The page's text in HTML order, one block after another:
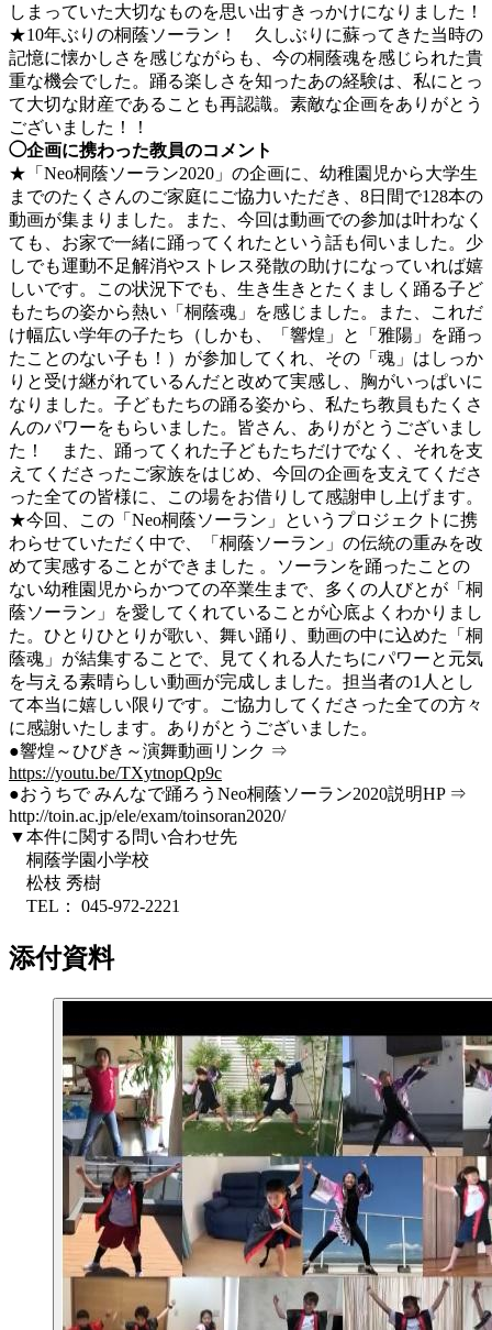
しまっていた大切なものを思い出すきっかけになりました！
★10年ぶりの桐蔭ソーラン！ 久しぶりに蘇ってきた当時の
記憶に懐かしさを感じながらも、今の桐蔭魂を感じられた貴
重な機会でした。踊る楽しさを知ったあの経験は、私にとっ
て大切な財産であることも再認識。素敵な企画をありがとう
ございました！！
◯企画に携わった教員のコメント
★「Neo桐蔭ソーラン2020」の企画に、幼稚園児から大学生
までのたくさんのご家庭にご協力いただき、8日間で128本の
動画が集まりました。また、今回は動画での参加は叶わなく
ても、お家で一緒に踊ってくれたという話も伺いました。少
しでも運動不足解消やストレス発散の助けになっていれば嬉
しいです。この状況下でも、生き生きとたくましく踊る子ど
もたちの姿から熱い「桐蔭魂」を感じました。また、これだ
け幅広い学年の子たち（しかも、「響煌」と「雅陽」を踊っ
たことのない子も！）が参加してくれ、その「魂」はしっか
りと受け継がれているんだと改めて実感し、胸がいっぱいに
なりました。子どもたちの踊る姿から、私たち教員もたくさ
んのパワーをもらいました。皆さん、ありがとうございまし
た！ また、踊ってくれた子どもたちだけでなく、それを支
えてくださったご家族をはじめ、今回の企画を支えてくださ
った全ての皆様に、この場をお借りして感謝申し上げます。
★今回、この「Neo桐蔭ソーラン」というプロジェクトに携
わらせていただく中で、「桐蔭ソーラン」の伝統の重みを改
めて実感することができました 。ソーランを踊ったことの
ない幼稚園児からかつての卒業生まで、多くの人びとが「桐
蔭ソーラン」を愛してくれていることが心底よくわかりまし
た。ひとりひとりが歌い、舞い踊り、動画の中に込めた「桐
蔭魂」が結集することで、見てくれる人たちにパワーと元気
を与える素晴らしい動画が完成しました。担当者の1人とし
て本当に嬉しい限りです。ご協力してくださった全ての方々
に感謝いたします。ありがとうございました。
●響煌～ひびき～演舞動画リンク ⇒
https://youtu.be/TXytnopQp9c
●おうちで みんなで踊ろうNeo桐蔭ソーラン2020説明HP ⇒
http://toin.ac.jp/ele/exam/toinsoran2020/
▼本件に関する問い合わせ先
桐蔭学園小学校
松枝 秀樹
TEL： 045-972-2221
添付資料